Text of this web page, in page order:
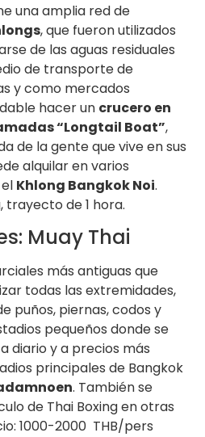
una amplia red de
, que fueron utilizados
de las aguas residuales
de transporte de
y como mercados
hacer un crucero en
“Longtail Boat”,
de la gente que vive en sus
alquilar en varios
Khlong Bangkok Noi.
trayecto de 1 hora.
Muay Thai
más antiguas que
todas las extremidades,
puños, piernas, codos y
pequeños donde se
diario y a precios más
principales de Bangkok
. También se
de Thai Boxing en otras
1000-2000 THB/pers